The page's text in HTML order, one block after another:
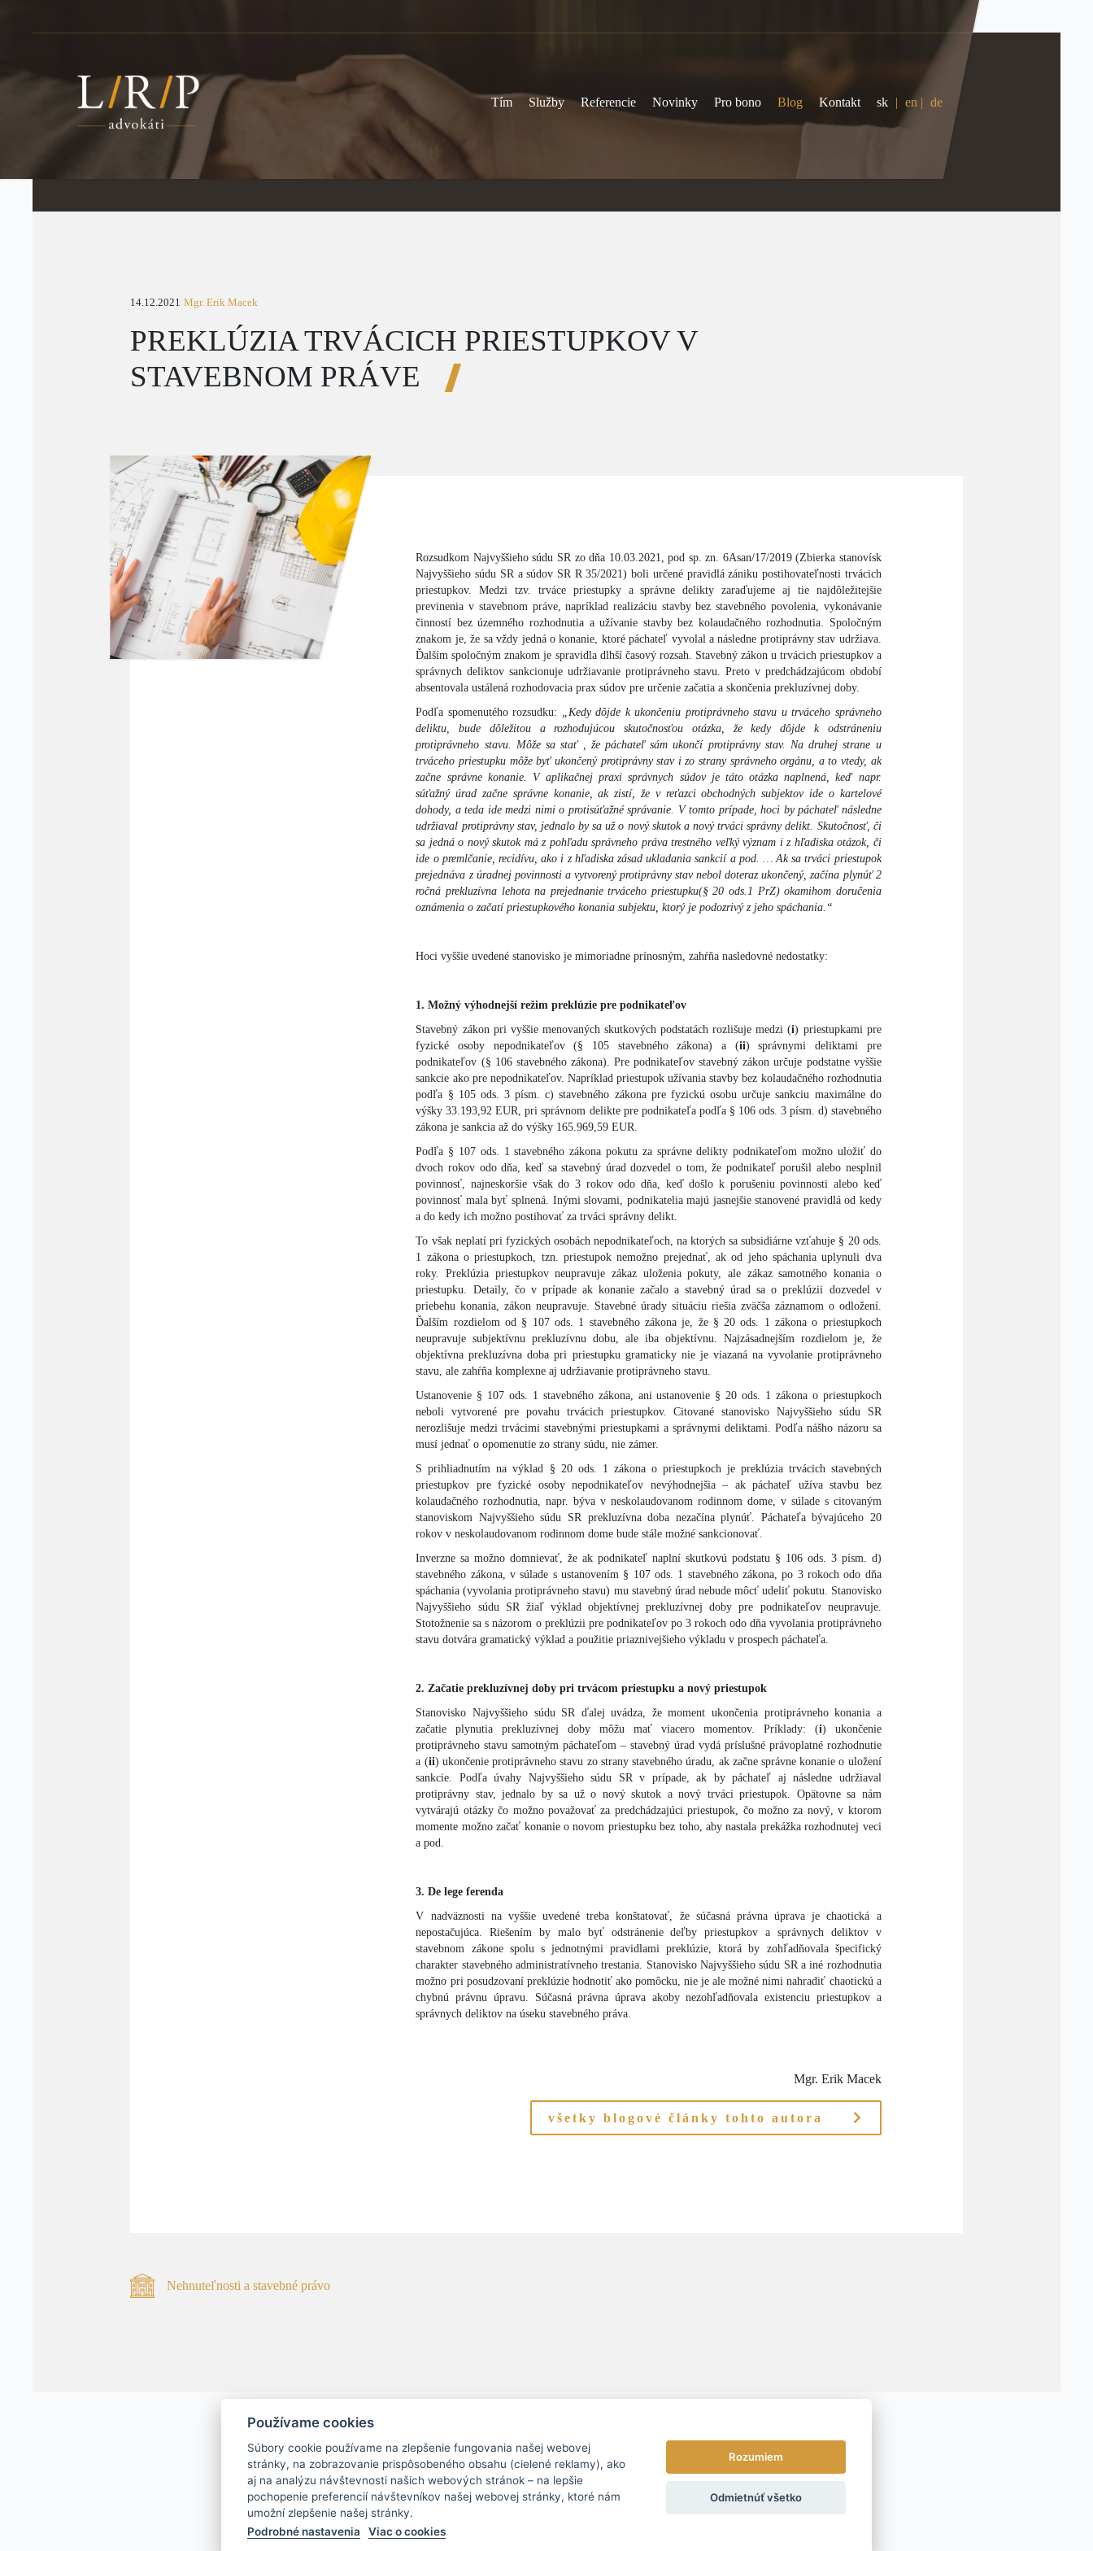
Tím Služby Referencie Novinky Pro bono Blog Kontakt sk | en | de
14.12.2021 Mgr. Erik Macek
PREKLÚZIA TRVÁCICH PRIESTUPKOV V
STAVEBNOM PRÁVE
Rozsudkom Najvyššieho súdu SR zo dňa 10.03.2021, pod sp. zn. 6Asan/17/2019 (Zbierka stanovísk
Najvyššieho súdu SR a súdov SR R 35/2021) boli určené pravidlá zániku postihovateľnosti trvácich
priestupkov. Medzi tzv. trváce priestupky a správne delikty zaraďujeme aj tie najdôležitejšie
previnenia v stavebnom práve, napríklad realizáciu stavby bez stavebného povolenia, vykonávanie
činností bez územného rozhodnutia a užívanie stavby bez kolaudačného rozhodnutia. Spoločným
znakom je, že sa vždy jedná o konanie, ktoré páchateľ vyvolal a následne protiprávny stav udržiava.
Ďalším spoločným znakom je spravidla dlhší časový rozsah. Stavebný zákon u trvácich priestupkov a
správnych deliktov sankcionuje udržiavanie protiprávneho stavu. Preto v predchádzajúcom období
absentovala ustálená rozhodovacia prax súdov pre určenie začatia a skončenia prekluzívnej doby.
Podľa spomenutého rozsudku:
„Kedy dôjde k ukončeniu protiprávneho stavu u trváceho správneho
deliktu, bude dôležitou a rozhodujúcou skutočnosťou otázka, že kedy dôjde k odstráneniu
protiprávneho stavu. Môže sa stať , že páchateľ sám ukončí protiprávny stav. Na druhej strane u
trváceho priestupku môže byť ukončený protiprávny stav i zo strany správneho orgánu, a to vtedy, ak
začne správne konanie. V aplikačnej praxi správnych súdov je táto otázka naplnená, keď napr.
súťažný úrad začne správne konanie, ak zistí, že v reťazci obchodných subjektov ide o kartelové
dohody, a teda ide medzi nimi o protisúťažné správanie. V tomto prípade, hoci by páchateľ následne
udržiaval protiprávny stav, jednalo by sa už o nový skutok a nový trváci správny delikt. Skutočnosť, či
sa jedná o nový skutok má z pohľadu správneho práva trestného veľký význam i z hľadiska otázok, či
ide o premlčanie, recidívu, ako i z hľadiska zásad ukladania sankcií a pod. … Ak sa trváci priestupok
prejednáva z úradnej povinnosti a vytvorený protiprávny stav nebol doteraz ukončený, začína plynúť 2
ročná prekluzívna lehota na prejednanie trváceho priestupku(§ 20 ods.1 PrZ) okamihom doručenia
oznámenia o začatí priestupkového konania subjektu, ktorý je podozrivý z jeho spáchania.“
Hoci vyššie uvedené stanovisko je mimoriadne prínosným, zahŕňa nasledovné nedostatky:
1. Možný výhodnejší režim preklúzie pre podnikateľov
Stavebný zákon pri vyššie menovaných skutkových podstatách rozlišuje medzi (i) priestupkami pre
fyzické osoby nepodnikateľov (§ 105 stavebného zákona) a (ii) správnymi deliktami pre
podnikateľov (§ 106 stavebného zákona). Pre podnikateľov stavebný zákon určuje podstatne vyššie
sankcie ako pre nepodnikateľov. Napríklad priestupok užívania stavby bez kolaudačného rozhodnutia
podľa § 105 ods. 3 písm. c) stavebného zákona pre fyzickú osobu určuje sankciu maximálne do
výšky 33.193,92 EUR, pri správnom delikte pre podnikateľa podľa § 106 ods. 3 písm. d) stavebného
zákona je sankcia až do výšky 165.969,59 EUR.
Podľa § 107 ods. 1 stavebného zákona pokutu za správne delikty podnikateľom možno uložiť do
dvoch rokov odo dňa, keď sa stavebný úrad dozvedel o tom, že podnikateľ porušil alebo nesplnil
povinnosť, najneskoršie však do 3 rokov odo dňa, keď došlo k porušeniu povinnosti alebo keď
povinnosť mala byť splnená. Inými slovami, podnikatelia majú jasnejšie stanovené pravidlá od kedy
a do kedy ich možno postihovať za trváci správny delikt.
To však neplatí pri fyzických osobách nepodnikateľoch, na ktorých sa subsidiárne vzťahuje § 20 ods.
1 zákona o priestupkoch, tzn. priestupok nemožno prejednať, ak od jeho spáchania uplynuli dva
roky. Preklúzia priestupkov neupravuje zákaz uloženia pokuty, ale zákaz samotného konania o
priestupku. Detaily, čo v prípade ak konanie začalo a stavebný úrad sa o preklúzii dozvedel v
priebehu konania, zákon neupravuje. Stavebné úrady situáciu riešia zväčša záznamom o odložení.
Ďalším rozdielom od § 107 ods. 1 stavebného zákona je, že § 20 ods. 1 zákona o priestupkoch
neupravuje subjektívnu prekluzívnu dobu, ale iba objektívnu. Najzásadnejším rozdielom je, že
objektívna prekluzívna doba pri priestupku gramaticky nie je viazaná na vyvolanie protiprávneho
stavu, ale zahŕňa komplexne aj udržiavanie protiprávneho stavu.
Ustanovenie § 107 ods. 1 stavebného zákona, ani ustanovenie § 20 ods. 1 zákona o priestupkoch
neboli vytvorené pre povahu trvácich priestupkov. Citované stanovisko Najvyššieho súdu SR
nerozlišuje medzi trvácimi stavebnými priestupkami a správnymi deliktami. Podľa nášho názoru sa
musí jednať o opomenutie zo strany súdu, nie zámer.
S prihliadnutím na výklad § 20 ods. 1 zákona o priestupkoch je preklúzia trvácich stavebných
priestupkov pre fyzické osoby nepodnikateľov nevýhodnejšia – ak páchateľ užíva stavbu bez
kolaudačného rozhodnutia, napr. býva v neskolaudovanom rodinnom dome, v súlade s citovaným
stanoviskom Najvyššieho súdu SR prekluzívna doba nezačína plynúť. Páchateľa bývajúceho 20
rokov v neskolaudovanom rodinnom dome bude stále možné sankcionovať.
Inverzne sa možno domnievať, že ak podnikateľ naplní skutkovú podstatu § 106 ods. 3 písm. d)
stavebného zákona, v súlade s ustanovením § 107 ods. 1 stavebného zákona, po 3 rokoch odo dňa
spáchania (vyvolania protiprávneho stavu) mu stavebný úrad nebude môcť udeliť pokutu. Stanovisko
Najvyššieho súdu SR žiaľ výklad objektívnej prekluzívnej doby pre podnikateľov neupravuje.
Stotožnenie sa s názorom o preklúzii pre podnikateľov po 3 rokoch odo dňa vyvolania protiprávneho
stavu dotvára gramatický výklad a použitie priaznivejšieho výkladu v prospech páchateľa.
2. Začatie prekluzívnej doby pri trvácom priestupku a nový priestupok
Stanovisko Najvyššieho súdu SR ďalej uvádza, že moment ukončenia protiprávneho konania a
začatie plynutia prekluzívnej doby môžu mať viacero momentov. Príklady: (i) ukončenie
protiprávneho stavu samotným páchateľom – stavebný úrad vydá príslušné právoplatné rozhodnutie
a (ii) ukončenie protiprávneho stavu zo strany stavebného úradu, ak začne správne konanie o uložení
sankcie. Podľa úvahy Najvyššieho súdu SR v prípade, ak by páchateľ aj následne udržiaval
protiprávny stav, jednalo by sa už o nový skutok a nový trváci priestupok. Opätovne sa nám
vytvárajú otázky čo možno považovať za predchádzajúci priestupok, čo možno za nový, v ktorom
momente možno začať konanie o novom priestupku bez toho, aby nastala prekážka rozhodnutej veci
a pod.
3. De lege ferenda
V nadväznosti na vyššie uvedené treba konštatovať, že súčasná právna úprava je chaotická a
nepostačujúca. Riešením by malo byť odstránenie deľby priestupkov a správnych deliktov v
stavebnom zákone spolu s jednotnými pravidlami preklúzie, ktorá by zohľadňovala špecifický
charakter stavebného administratívneho trestania. Stanovisko Najvyššieho súdu SR a iné rozhodnutia
možno pri posudzovaní preklúzie hodnotiť ako pomôcku, nie je ale možné nimi nahradiť chaotickú a
chybnú právnu úpravu. Súčasná právna úprava akoby nezohľadňovala existenciu priestupkov a
správnych deliktov na úseku stavebného práva.
Mgr. Erik Macek
všetky blogové články tohto autora
Nehnuteľnosti a stavebné právo
© 2026 - L/R/P advokáti, s.r.o. |Cookies nastavenia
Používame cookies
Súbory cookie používame na zlepšenie fungovania našej webovej
stránky, na zobrazovanie prispôsobeného obsahu (cielené reklamy), ako
aj na analýzu návštevnosti našich webových stránok – na lepšie
pochopenie preferencií návštevníkov našej webovej stránky, ktoré nám
umožní zlepšenie našej stránky.
Podrobné nastavenia
Viac o cookies
Rozumiem
Odmietnúť všetko